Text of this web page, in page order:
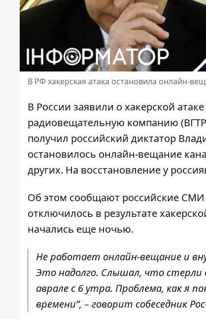
В РФ хакерская атака остановила онлайн-
В России заявили о хакерской атаке
радиовещательную компанию
получил российский диктатор
остановилось онлайн-вещание
других. На восстановление у
Об этом сообщают российские СМИ
отключилось в результате
начались еще ночью.
Не работает онлайн-вещание и
Это надолго. Слышал, что стерли
аврале с 6 утра. Проблема, как я
времени”, – говорит собеседник